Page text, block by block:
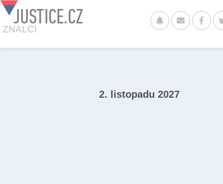
JUSTICE.CZ
ZNALCI
2. listopadu 2027